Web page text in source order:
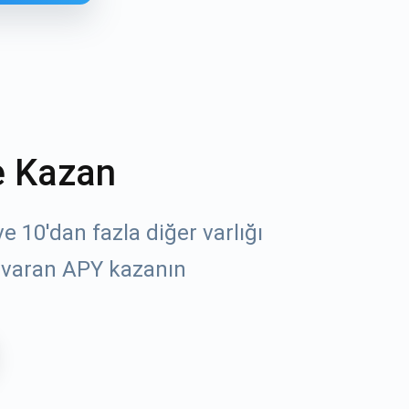
Kazan
10'dan fazla diğer varlığı
APY kazanın